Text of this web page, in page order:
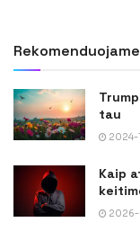
Rekomenduojame
tau
2024-
Kaip